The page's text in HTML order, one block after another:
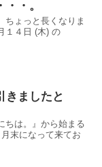
・。
ちょっと長くなりま
１４日 (木) の
きましたと
ちは。』から始まる
末になって来てお